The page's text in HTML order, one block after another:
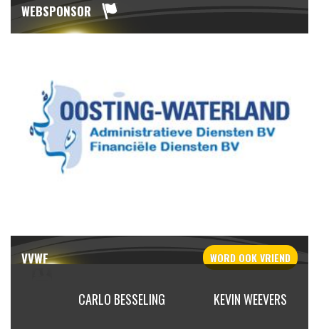
WEBSPONSOR
VVWF WORD OOKVRIEND
CARLO BESSELING KEVIN WEEVERS